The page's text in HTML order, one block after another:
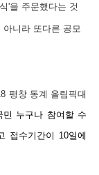
'을 주문했다는 것
니라 또다른 공모
평창 동계 올림픽대
민 누구나 참여할 수
접수기간이 10일에